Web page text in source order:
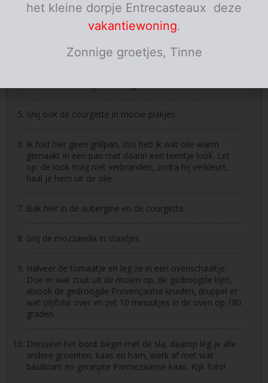
Laat temperatuur van de oven zakken tot 180 graden.
Snij de aubergine in plakjes van 0.5 cm en strooi er aan
de twee kanten wat grof zout op. Laat ze zo een half
Snij ook de courgette in mooie plakjes.
Ik had hier geen grillpan, dus heb ik wat olie warm
gemaakt in een pan met daarin een teentje look. Let
op: de look mag niet verbranden, zodra hij verkleurt,
haal je hem uit de olie.
Bak hier in de aubergine en de courgette.
Snij de mozzarella in staafjes.
Halveer de tomaatje en leg ze in een ovenschaaltje.
Doe er wat zout uit de molen op, de gedroogde tijm,
alsook de gedroogde Provençaalse kruiden, druppel er
wat olijfolie over en zet 10 minuutjes in de oven op 180
graden.
Dresseer het bord: begin met de sla, daarop leg je alle
andere groenten, kaas en ham, werk af met wat
basilicum en geraspte Parmezaanse kaas. Kijk foto!
het kleine dorpje Entrecasteaux deze
vakantiewoning.
Zonnige groetjes, Tinne